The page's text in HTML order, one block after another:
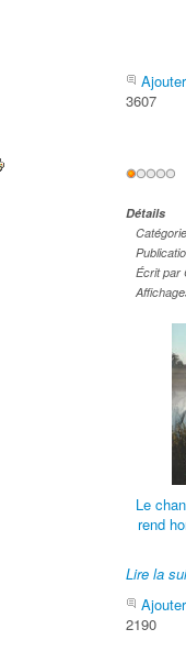
3607
Vote
Détails
Écrit par
Le
rend
Lire la
2190